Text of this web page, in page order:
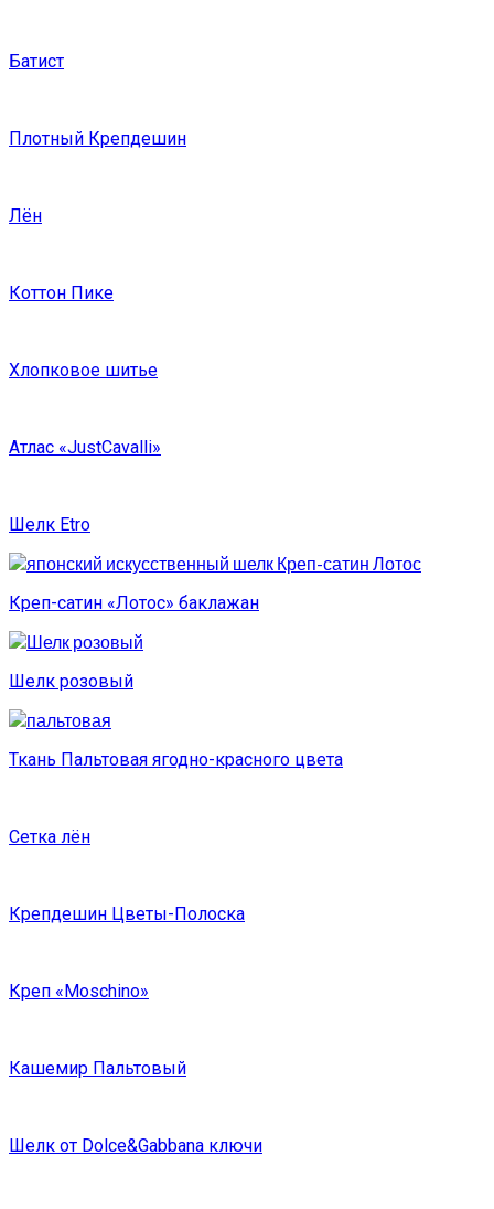
Батист
Плотный Крепдешин
Лён
Коттон Пике
Хлопковое шитье
Атлас «JustCavalli»
Шелк Etro
Креп-сатин «Лотос» баклажан
Шелк розовый
Ткань Пальтовая ягодно-красного цвета
Сетка лён
Крепдешин Цветы-Полоска
Креп «Moschino»
Кашемир Пальтовый
Шелк от Dolce&Gabbana ключи